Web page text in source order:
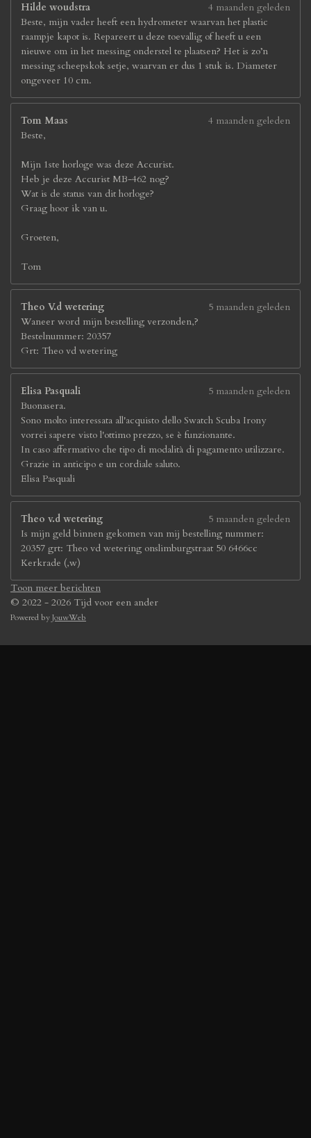
Hilde woudstra
4 maanden geleden
Beste, mijn vader heeft een hydrometer waarvan het plastic
raampje kapot is. Repareert u deze toevallig of heeft u een
nieuwe om in het messing onderstel te plaatsen? Het is zo’n
messing scheepskok setje, waarvan er dus 1 stuk is. Diameter
ongeveer 10 cm.
Tom Maas
4 maanden geleden
Beste,
Mijn 1ste horloge was deze Accurist.
Heb je deze Accurist MB-462 nog?
Wat is de status van dit horloge?
Graag hoor ik van u.
Groeten,
Tom
Theo V.d wetering
5 maanden geleden
Waneer word mijn bestelling verzonden,?
Bestelnummer: 20357
Grt: Theo vd wetering
Elisa Pasquali
5 maanden geleden
Buonasera.
Sono molto interessata all'acquisto dello Swatch Scuba Irony
vorrei sapere visto l'ottimo prezzo, se è funzionante.
In caso affermativo che tipo di modalità di pagamento utilizzare.
Grazie in anticipo e un cordiale saluto.
Elisa Pasquali
Theo v.d wetering
5 maanden geleden
Is mijn geld binnen gekomen van mij bestelling nummer:
20357 grt: Theo vd wetering onslimburgstraat 50 6466cc
Kerkrade (,w)
Toon meer berichten
© 2022 - 2026 Tijd voor een ander
Powered byJouwWeb